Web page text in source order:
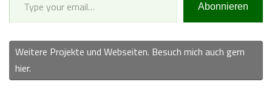
Abonnieren
Weitere Projekte und Webseiten. Besuch mich auch gern
hier.